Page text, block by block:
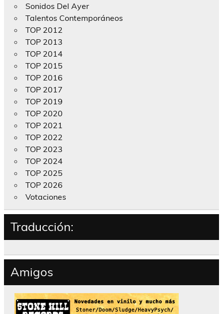
Sonidos Del Ayer
Talentos Contemporáneos
TOP 2012
TOP 2013
TOP 2014
TOP 2015
TOP 2016
TOP 2017
TOP 2019
TOP 2020
TOP 2021
TOP 2022
TOP 2023
TOP 2024
TOP 2025
TOP 2026
Votaciones
Traducción:
Amigos